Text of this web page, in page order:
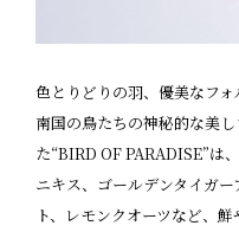
色とりどりの羽、優美なフォ
南国の鳥たちの神秘的な美
た“BIRD OF PARADISE”は
ニキス、ゴールデンタイガ
ト、レモンクオーツなど、